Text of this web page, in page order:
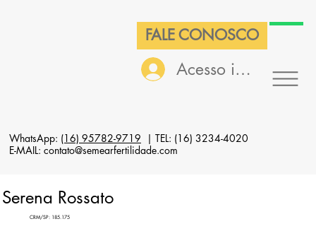
FALE CONOSCO
Acesso interno
WhatsApp: (16) 95782-9719 | TEL: (16) 3234-4020
E-MAIL: contato@semearfertilidade.com
Serena Rossato
CRM/SP: 185.175